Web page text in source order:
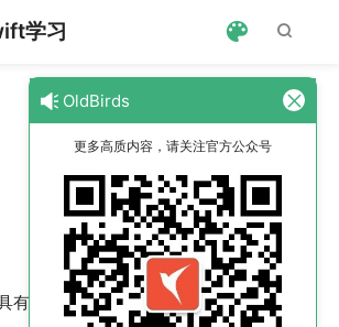
学习
有层次关系的树形结构，不能再分的叶
OldBirds
更多高质内容，请关注官方公众号